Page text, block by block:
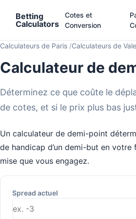
Betting
Calculators
Cotes et
Conversion
Calculateurs de Paris Calculateurs de
Calculateur de
Déterminez ce que coûte le
de cotes, et si le prix plus bas
Un calculateur de demi-point
de handicap d’un demi-but en
mise que vous engagez.
Spread actuel